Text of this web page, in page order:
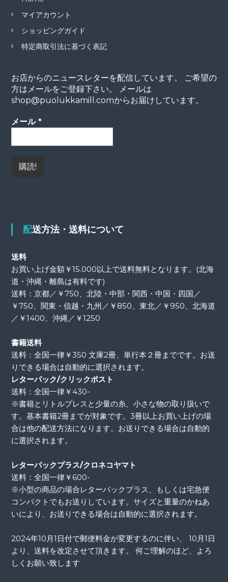
マイアカウント
ショッピングガイド
特定商取引法に基づく表記
お店からのニュースレターを配信しています。 ご希望の
方はメールをご登録下さい。 メールは
shop@puolukkamill.comからお届けしています。
メール *
配送方法・送料について
送料
お買い上げ金額￥15.000以上で送料無料となります。(北海
道・沖縄・離島は有料です)
送料：京都／￥750、北陸・中部・関西・中国・四国／
￥750、関東・信越・九州／￥850、東北／￥950、北海道
／￥1400、沖縄／￥1250
書籍送料
送料：全国一律￥350 文庫2冊、単行本２冊までです。お送
りできる場合は自動的に選択されます。
レターパック/クリックポスト
送料：全国一律￥430-
※書籍とリトルプレスと少量の糸、小さな物の取り扱いで
す。基本書籍2冊までが対象です。3冊以上お買い上げの場
合は他の配送方法になります。お送りできる場合は自動的
に選択されます。
レターパックプラス/クロネコヤマト
送料：全国一律￥600-
※小型の商品の場合レターパックプラス、もしくは宅急便
コンパクトでもお送りしています。サイズと重量のかねあ
いにより、お送りできる場合は自動的に選択されます。
2024年10月1日付で郵便料金が変更するのに伴い、 10月1日
より、送料を改定させて頂きます。 何ご理解のほど、よろ
しくお願い致します